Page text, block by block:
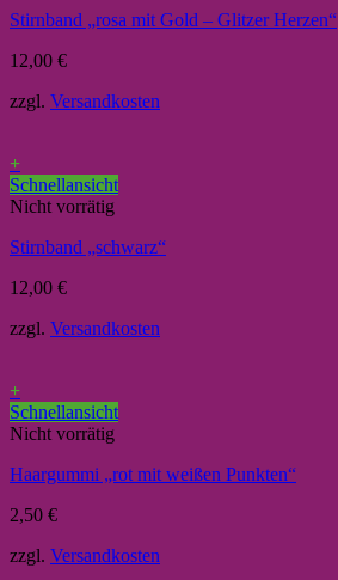
Stirnband „rosa mit Gold – Glitzer Herzen“
12,00 €
zzgl. Versandkosten
+
Schnellansicht
Nicht vorrätig
Stirnband „schwarz“
12,00 €
zzgl. Versandkosten
+
Schnellansicht
Nicht vorrätig
Haargummi „rot mit weißen Punkten“
2,50 €
zzgl. Versandkosten